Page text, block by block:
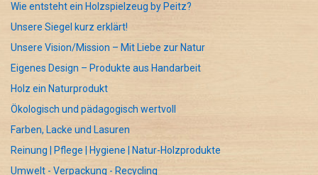
Wie entsteht ein Holzspielzeug by Peitz?
Unsere Siegel kurz erklärt!
Unsere Vision/Mission – Mit Liebe zur Natur
Eigenes Design – Produkte aus Handarbeit
Holz ein Naturprodukt
Ökologisch und pädagogisch wertvoll
Farben, Lacke und Lasuren
Reinung | Pflege | Hygiene | Natur-Holzprodukte
Umwelt - Verpackung - Recycling